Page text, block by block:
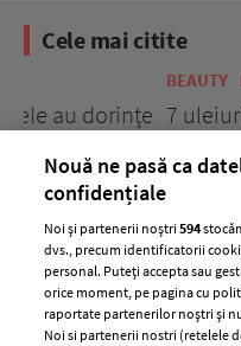
Cele mai citite
BEAUTY TIPS
7 uleiuri care
Nouă ne pasă ca
confidențiale
Noi și partenerii noștri594
dvs., precum identificatorii
personal. Puteți accepta sau
orice moment, pe pagina cu
raportate partenerilor noștri și
Noi si partenerii nostri (retelele